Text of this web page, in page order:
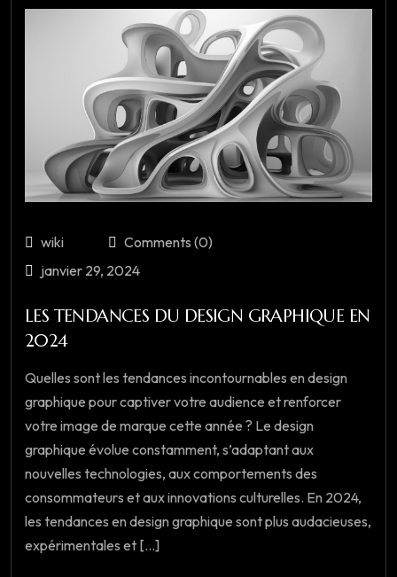
wiki
Comments (0)
janvier 29, 2024
LES TENDANCES DU DESIGN GRAPHIQUE EN
2024
Quelles sont les tendances incontournables en design
graphique pour captiver votre audience et renforcer
votre image de marque cette année ? Le design
graphique évolue constamment, s’adaptant aux
nouvelles technologies, aux comportements des
consommateurs et aux innovations culturelles. En 2024,
les tendances en design graphique sont plus audacieuses,
expérimentales et [...]